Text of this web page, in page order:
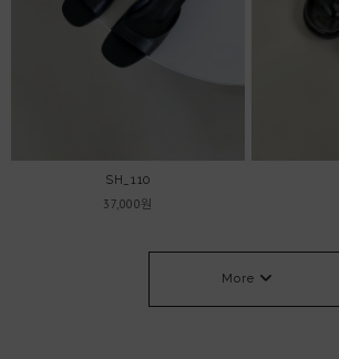
SH_110
37,000원
More